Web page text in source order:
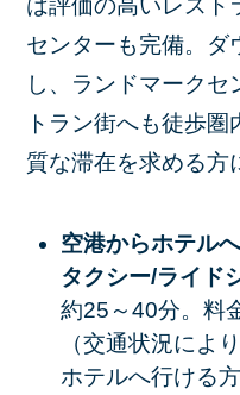
は評価の高いレスト
センターも完備。ダ
し、ランドマークセ
トラン街へも徒歩
質な滞在を求める方
空港からホテル
タクシー/ライド
約25～40分。料
（交通状況によ
ホテルへ行ける方